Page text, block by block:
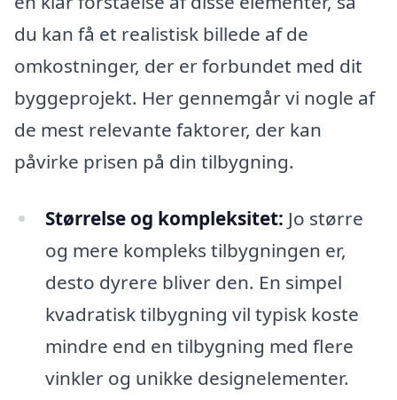
du kan få et realistisk billede af de
omkostninger, der er forbundet med dit
byggeprojekt. Her gennemgår vi nogle af
de mest relevante faktorer, der kan
påvirke prisen på din tilbygning.
Størrelse og kompleksitet: Jo større
og mere kompleks tilbygningen er,
desto dyrere bliver den. En simpel
kvadratisk tilbygning vil typisk koste
mindre end en tilbygning med flere
vinkler og unikke designelementer.